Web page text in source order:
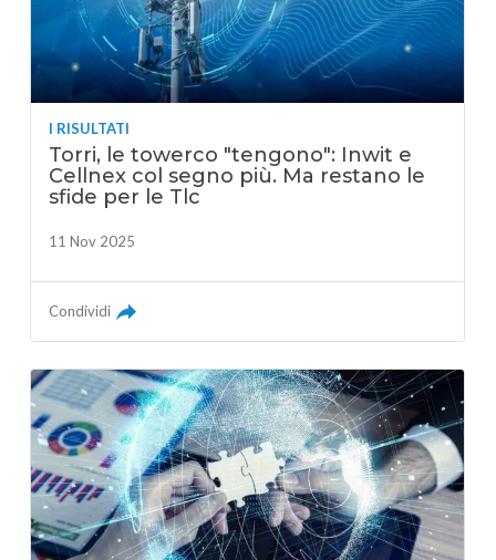
I RISULTATI
Torri, le towerco "tengono": Inwit e
Cellnex col segno più. Ma restano le
sfide per le Tlc
11 Nov 2025
Condividi